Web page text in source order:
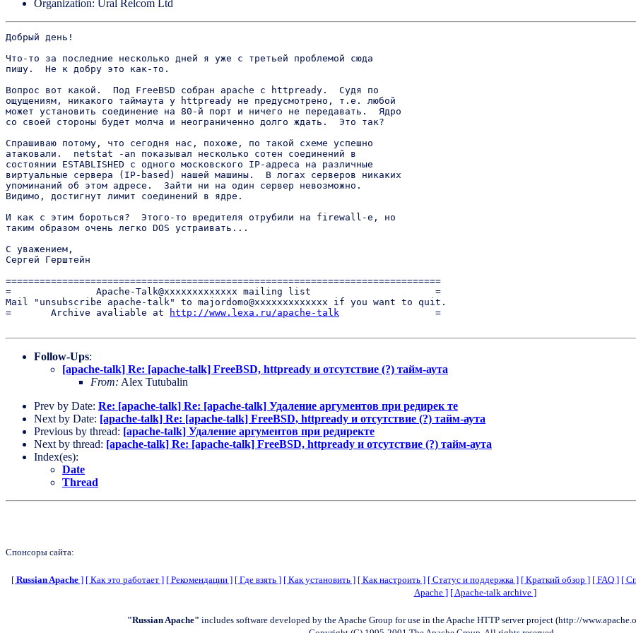
Organization: Ural Relcom Ltd
Добрый день!
Что-то за последние несколько дней я уже с третьей проблемой сюда
пишу.  Не к добру это как-то.
Вопрос вот какой.  Под FreeBSD собран apache с httpready.  Судя по
ощущениям, никакого таймаута у httpready не предусмотрено, т.е. любой
может установить соединение на 80-й порт и ничего не передавать.  Ядро
со своей стороны будет молча и неограниченно долго ждать.  Это так?
Спрашиваю потому, что сегодня нас, похоже, по такой схеме успешно
атаковали.  netstat -an показывал несколько сотен соединений в
состоянии ESTABLISHED с одного московского IP-адреса на различные
виртуальные сервера (IP-based) нашей машины.  В логах серверов никаких
упоминаний об этом адресе.  Зайти ни на один сервер невозможно.
Видимо, достигнут лимит соединений в ядре.
И как с этим бороться?  Этого-то вредителя отрубили на firewall-е, но
таким образом очень легко DOS устраивать...
С уважением,
Сергей Герштейн
=============================================================================
=               Apache-Talk@xxxxxxxxxxxxx mailing list                      =
Mail "unsubscribe apache-talk" to majordomo@xxxxxxxxxxxxx if you want to quit.
=       Archive avaliable at
http://www.lexa.ru/apache-talk
                 =
Follow-Ups:
[apache-talk] Re: [apache-talk] FreeBSD, httpready и отсутствие (?) тайм-аута
From: Alex Tutubalin
Prev by Date: Re: [apache-talk] Re: [apache-talk] Удаление аргументов при редирек те
Next by Date: [apache-talk] Re: [apache-talk] FreeBSD, httpready и отсутствие (?) тайм-аута
Previous by thread: [apache-talk] Удаление аргументов при редиректе
Next by thread: [apache-talk] Re: [apache-talk] FreeBSD, httpready и отсутствие (?) тайм-аута
Index(es):
Date
Thread
Спонсоры сайта:
[ Russian Apache ] [ Как это работает ] [ Рекомендации ] [ Где взять ] [ Как установить ] [ Как настроить ] [ Статус и поддержка ] [ Краткий обзор ] [ FAQ ] [
Apache ] [ Apache-talk archive ]
"Russian Apache" includes software developed by the Apache Group for use in the Apache HTTP server project (http://